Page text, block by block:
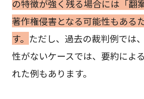
の特徴が強く残る場合には「翻
著作権侵害となる可能性もある
す。 ただし、過去の裁判例では
性がないケースでは、要約によ
れた例もあります。